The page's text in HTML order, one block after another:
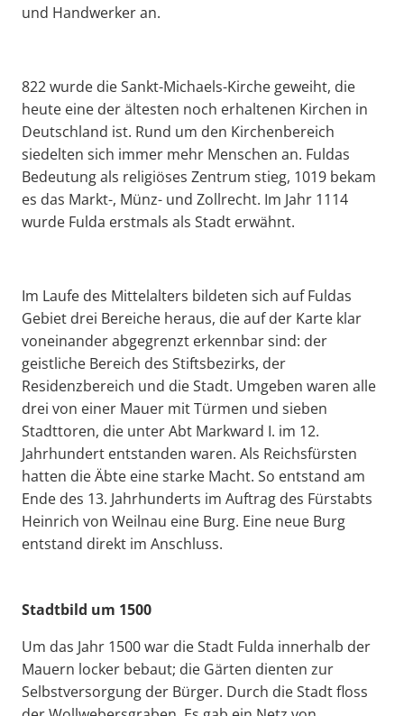
und Handwerker an.
822 wurde die Sankt-Michaels-Kirche geweiht, die
heute eine der ältesten noch erhaltenen Kirchen in
Deutschland ist. Rund um den Kirchenbereich
siedelten sich immer mehr Menschen an. Fuldas
Bedeutung als religiöses Zentrum stieg, 1019 bekam
es das Markt-, Münz- und Zollrecht. Im Jahr 1114
wurde Fulda erstmals als Stadt erwähnt.
Im Laufe des Mittelalters bildeten sich auf Fuldas
Gebiet drei Bereiche heraus, die auf der Karte klar
voneinander abgegrenzt erkennbar sind: der
geistliche Bereich des Stiftsbezirks, der
Residenzbereich und die Stadt. Umgeben waren alle
drei von einer Mauer mit Türmen und sieben
Stadttoren, die unter Abt Markward I. im 12.
Jahrhundert entstanden waren. Als Reichsfürsten
hatten die Äbte eine starke Macht. So entstand am
Ende des 13. Jahrhunderts im Auftrag des Fürstabts
Heinrich von Weilnau eine Burg. Eine neue Burg
entstand direkt im Anschluss.
Stadtbild um 1500
Um das Jahr 1500 war die Stadt Fulda innerhalb der
Mauern locker bebaut; die Gärten dienten zur
Selbstversorgung der Bürger. Durch die Stadt floss